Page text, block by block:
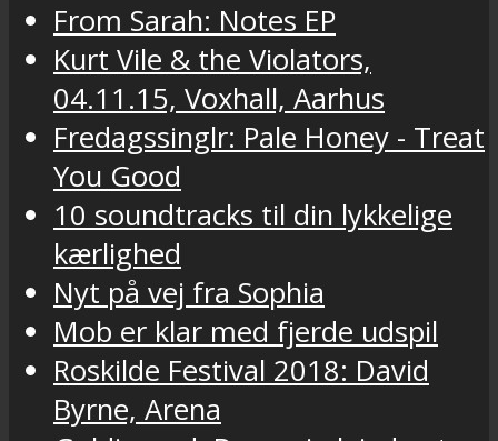
From Sarah: Notes EP
Kurt Vile & the Violators,
04.11.15, Voxhall, Aarhus
Fredagssinglr: Pale Honey - Treat
You Good
10 soundtracks til din lykkelige
kærlighed
Nyt på vej fra Sophia
Mob er klar med fjerde udspil
Roskilde Festival 2018: David
Byrne, Arena